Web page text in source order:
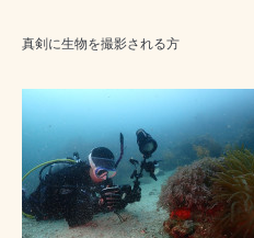
真剣に生物を撮影される方